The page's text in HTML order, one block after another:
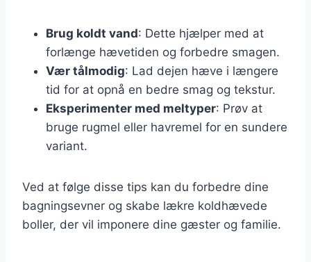
Brug koldt vand: Dette hjælper med at
forlænge hævetiden og forbedre smagen.
Vær tålmodig: Lad dejen hæve i længere
tid for at opnå en bedre smag og tekstur.
Eksperimenter med meltyper: Prøv at
bruge rugmel eller havremel for en sundere
variant.
Ved at følge disse tips kan du forbedre dine
bagningsevner og skabe lækre koldhævede
boller, der vil imponere dine gæster og familie.